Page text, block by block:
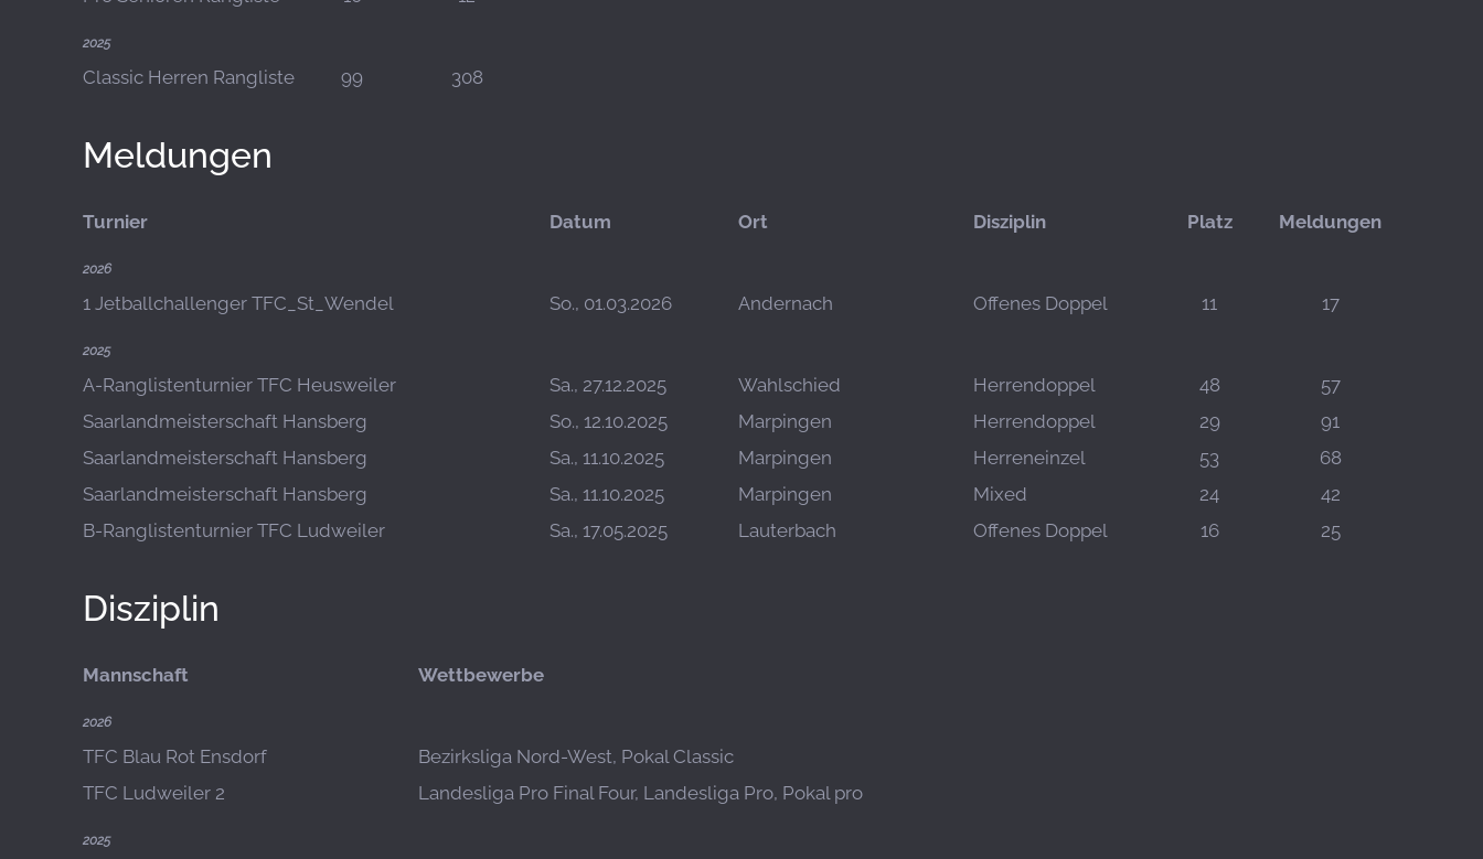
2025
Classic Herren Rangliste 99 308
Meldungen
Turnier Datum Ort Disziplin Platz Meldungen
2026
1 Jetballchallenger TFC_St_Wendel So., 01.03.2026 Andernach Offenes Doppel 11 17
2025
A-Ranglistenturnier TFC Heusweiler Sa., 27.12.2025 Wahlschied Herrendoppel 48
57
Saarlandmeisterschaft Hansberg
So., 12.10.2025 Marpingen Herrendoppel 29
91
Saarlandmeisterschaft Hansberg
Sa., 11.10.2025 Marpingen Herreneinzel 53
68
Saarlandmeisterschaft Hansberg
Sa., 11.10.2025 Marpingen Mixed 24
42
B-Ranglistenturnier TFC Ludweiler
Sa., 17.05.2025 Lauterbach Offenes Doppel 16 25
Disziplin
Mannschaft Wettbewerbe
2026
TFC Blau Rot Ensdorf
Bezirksliga Nord-West, Pokal Classic
TFC Ludweiler 2
Landesliga Pro Final Four, Landesliga Pro, Pokal pro
2025